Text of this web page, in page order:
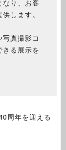
なり、お客
します。
真撮影コ
きる展示を
周年を迎える